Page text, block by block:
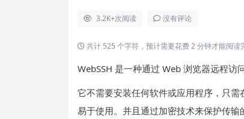
3.2K+次阅读 没有评论
共计 525 个字符，预计需要花费 2 分钟才能阅读
WebSSH 是一种通过 Web 浏览器远程访
它不需要安装任何软件或应用程序，只
易于使用。并且通过加密技术来保护传